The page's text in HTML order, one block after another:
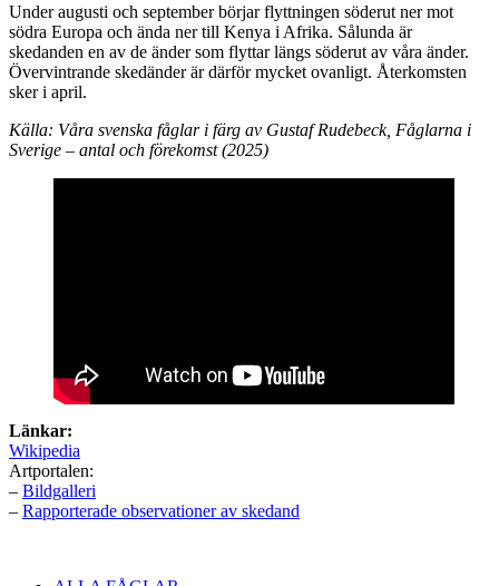
Under augusti och september börjar flyttningen söderut ner mot
södra Europa och ända ner till Kenya i Afrika. Sålunda är
skedanden en av de änder som flyttar längs söderut av våra änder.
Övervintrande skedänder är därför mycket ovanligt. Återkomsten
sker i april.
Källa: Våra svenska fåglar i färg av Gustaf Rudebeck, Fåglarna i
Sverige – antal och förekomst (2025)
Länkar:
Wikipedia
Artportalen:
– Bildgalleri
– Rapporterade observationer av skedand